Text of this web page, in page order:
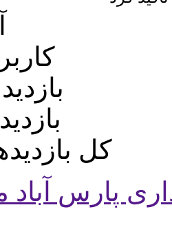
بازدید
بازدید
کل بازدیدها :